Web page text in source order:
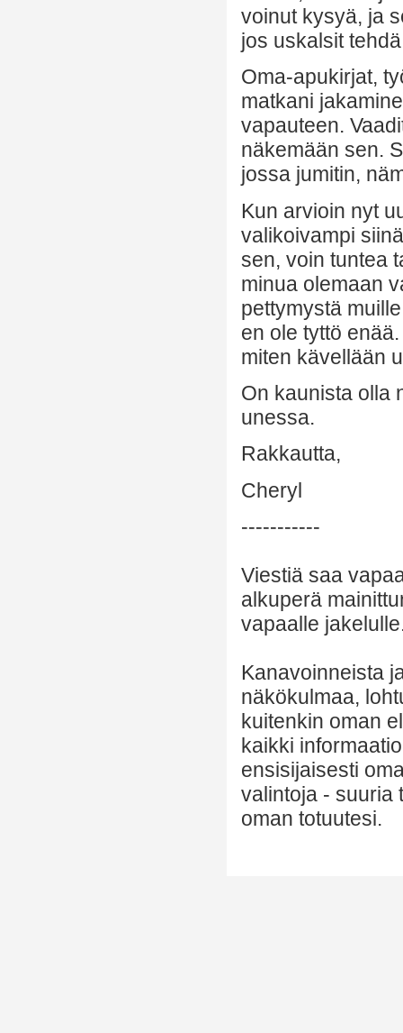
voinut kysyä, ja
jos uskalsit
Oma-apukirjat,
matkani
vapauteen.
näkemään sen.
jossa jumitin,
Kun arvioin nyt
valikoivampi
sen, voin tuntea
minua olemaan
pettymystä
en ole tyttö
miten kävellään
On kaunista olla
unessa.
Rakkautta,
Cheryl
-----------
Viestiä saa
alkuperä
vapaalle
Kanavoinneista
näkökulmaa,
kuitenkin oman
kaikki
ensisijaisesti
valintoja - suuria
oman totuutesi.